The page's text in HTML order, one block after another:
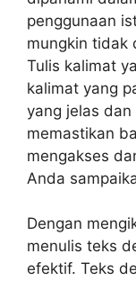
penggunaan
mungkin tidak
Tulis kalimat
kalimat yang
yang jelas
memastikan
mengakses
Anda
Dengan
menulis teks
efektif. Teks